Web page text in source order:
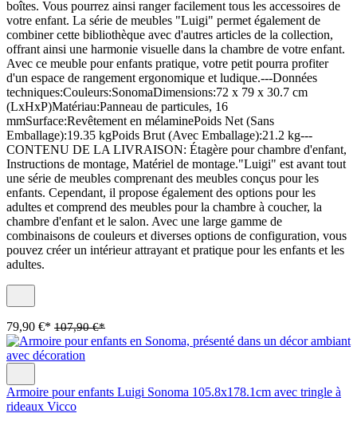
boîtes. Vous pourrez ainsi ranger facilement tous les accessoires de
votre enfant. La série de meubles "Luigi" permet également de
combiner cette bibliothèque avec d'autres articles de la collection,
offrant ainsi une harmonie visuelle dans la chambre de votre enfant.
Avec ce meuble pour enfants pratique, votre petit pourra profiter
d'un espace de rangement ergonomique et ludique.---Données
techniques:Couleurs:SonomaDimensions:72 x 79 x 30.7 cm
(LxHxP)Matériau:Panneau de particules, 16
mmSurface:Revêtement en mélaminePoids Net (Sans
Emballage):19.35 kgPoids Brut (Avec Emballage):21.2 kg---
CONTENU DE LA LIVRAISON: Étagère pour chambre d'enfant,
Instructions de montage, Matériel de montage."Luigi" est avant tout
une série de meubles comprenant des meubles conçus pour les
enfants. Cependant, il propose également des options pour les
adultes et comprend des meubles pour la chambre à coucher, la
chambre d'enfant et le salon. Avec une large gamme de
combinaisons de couleurs et diverses options de configuration, vous
pouvez créer un intérieur attrayant et pratique pour les enfants et les
adultes.
79,90 €* 107,90 €*
Armoire pour enfants Luigi Sonoma 105.8x178.1cm avec tringle à
rideaux Vicco